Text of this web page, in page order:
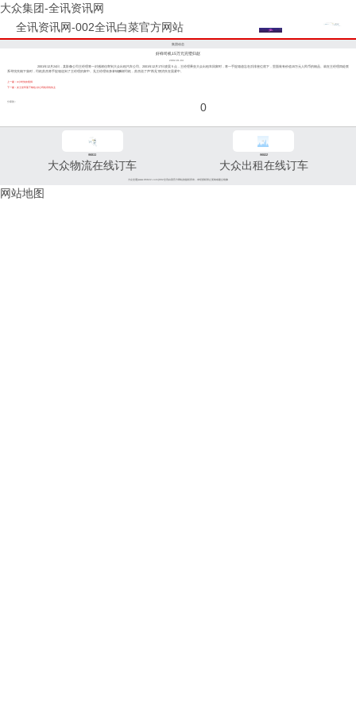
大众集团-全讯资讯网
全讯资讯网-002全讯白菜官方网站
集团动态
好样司机15万元完璧归赵
2002-01-04
2001年12月24日，某影像公司王经理将一封感谢信寄到大众出租汽车公司。2001年12月17日凌晨５点，王经理乘坐大众出租车回家时，将一手提箱遗忘在后排座位底下，里面装有价值15万元人民币的物品。就在王经理四处联
系寻找失物下落时，司机苏杰将手提箱送到了王经理的家中。见王经理转身拿钱酬谢司机，苏杰说了声"再见"便消失在晨雾中。
上一篇：4小时失款复得
下一篇：女士坐车落下钱包 好心司机寻找失主
分享到： 0
96811
大众物流在线订车
96822
大众出租在线订车
大众交通(www.96822.com)002全讯白菜官方网站的版权所有，未经授权禁止复制或建立镜像
网站地图